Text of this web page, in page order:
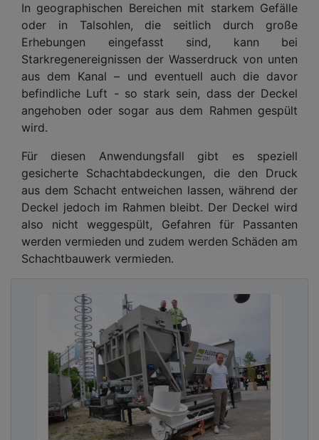
In geographischen Bereichen mit starkem Gefälle
oder in Talsohlen, die seitlich durch große
Erhebungen eingefasst sind, kann bei
Starkregenereignissen der Wasserdruck von unten
aus dem Kanal – und eventuell auch die davor
befindliche Luft - so stark sein, dass der Deckel
angehoben oder sogar aus dem Rahmen gespült
wird.
Für diesen Anwendungsfall gibt es speziell
gesicherte Schachtabdeckungen, die den Druck
aus dem Schacht entweichen lassen, während der
Deckel jedoch im Rahmen bleibt. Der Deckel wird
also nicht weggespült, Gefahren für Passanten
werden vermieden und zudem werden Schäden am
Schachtbauwerk vermieden.